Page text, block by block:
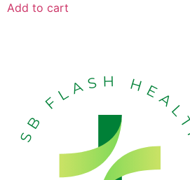
Add to cart